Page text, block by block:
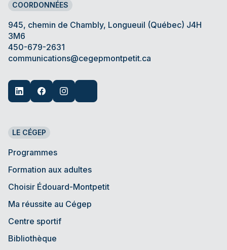
COORDONNÉES
945, chemin de Chambly, Longueuil (Québec) J4H
3M6
450-679-2631
communications@cegepmontpetit.ca
LE CÉGEP
Programmes
Formation aux adultes
Choisir Édouard-Montpetit
Ma réussite au Cégep
Centre sportif
Bibliothèque